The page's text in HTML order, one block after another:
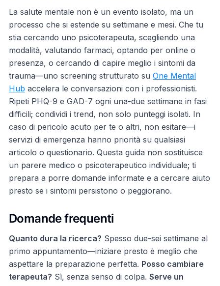
La salute mentale non è un evento isolato, ma un
processo che si estende su settimane e mesi. Che tu
stia cercando uno psicoterapeuta, scegliendo una
modalità, valutando farmaci, optando per online o
presenza, o cercando di capire meglio i sintomi da
trauma—uno screening strutturato su One Mental
Hub accelera le conversazioni con i professionisti.
Ripeti PHQ-9 e GAD-7 ogni una-due settimane in fasi
difficili; condividi i trend, non solo punteggi isolati. In
caso di pericolo acuto per te o altri, non esitare—i
servizi di emergenza hanno priorità su qualsiasi
articolo o questionario. Questa guida non sostituisce
un parere medico o psicoterapeutico individuale; ti
prepara a porre domande informate e a cercare aiuto
presto se i sintomi persistono o peggiorano.
Domande frequenti
Quanto dura la ricerca? Spesso due-sei settimane al
primo appuntamento—iniziare presto è meglio che
aspettare la preparazione perfetta. Posso cambiare
terapeuta? Sì, senza senso di colpa. Serve un